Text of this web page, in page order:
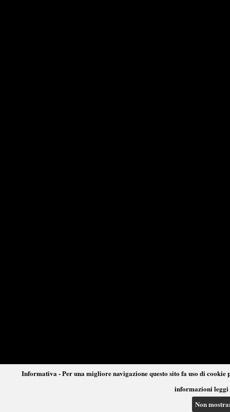
Informativa - Per una migliore navigazione questo sito fa uso di
informazioni leggi
Non